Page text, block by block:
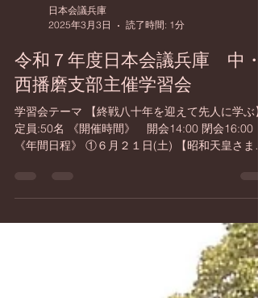
日本会議兵庫
2025年3月3日
読了時間: 1分
令和７年度日本会議兵庫 中・
定員:50名 《開催時間》 開会14:00 閉会16:00
《年間日程》 ①６月２１日(土) 【昭和天皇さまと
鈴木貫太郎首相】 講師 三木 英一（日本会
兵庫県本部会長、中・西播磨支部支部長） ②７月